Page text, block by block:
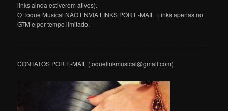
links ainda estiverem ativos).
O Toque Musical NÃO ENVIA LINKS POR E-MAIL. Links apenas no
GTM e por tempo limitado.
———————————————————————————————
CONTATOS POR E-MAIL (toquelinkmusical@gmail.com)